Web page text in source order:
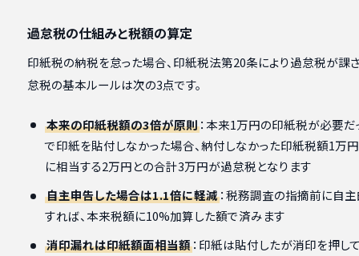
過怠税の仕組みと税額の算定
印紙税の納税を怠った場合、印紙税法第20条により過怠税が課
怠税の基本ルールは次の3点です。
本来の印紙税額の3倍が原則：本来1万円の印紙税が必要だ
で印紙を貼付しなかった場合、納付しなかった印紙税額1万
に相当する2万円との合計3万円が過怠税となります
自主申告した場合は1.1倍に軽減：税務調査の指摘前に自
すれば、本来税額に10%加算した額で済みます
消印漏れは印紙額面相当額：印紙は貼付したが消印を押し